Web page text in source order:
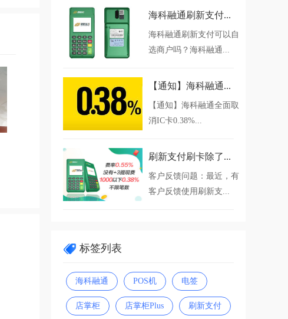
海科融通刷新支付...
海科融通刷新支付可以自
选商户吗？海科融通...
【通知】海科融通...
【通知】海科融通全面取
消IC卡0.38%...
刷新支付刷卡除了...
客户反馈问题：最近，有
客户反馈使用刷新支...
标签列表
海科融通 POS机 电签
店掌柜 店掌柜Plus 刷新支付